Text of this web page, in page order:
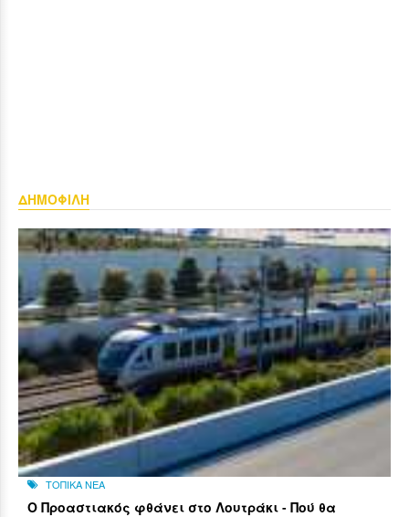
ΔΗΜΟΦΙΛΗ
ΤΟΠΙΚΑ ΝΕΑ
Ο Προαστιακός φθάνει στο Λουτράκι - Πού θα